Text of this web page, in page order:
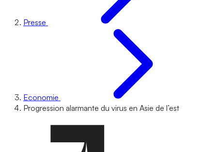
Presse
Economie
Progression alarmante du virus en Asie de l’est